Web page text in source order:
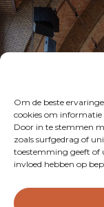
Om de beste
cookies om informatie
Door in te stemmen
zoals surfgedrag of
toestemming geeft of
invloed hebben op
Klassiek &